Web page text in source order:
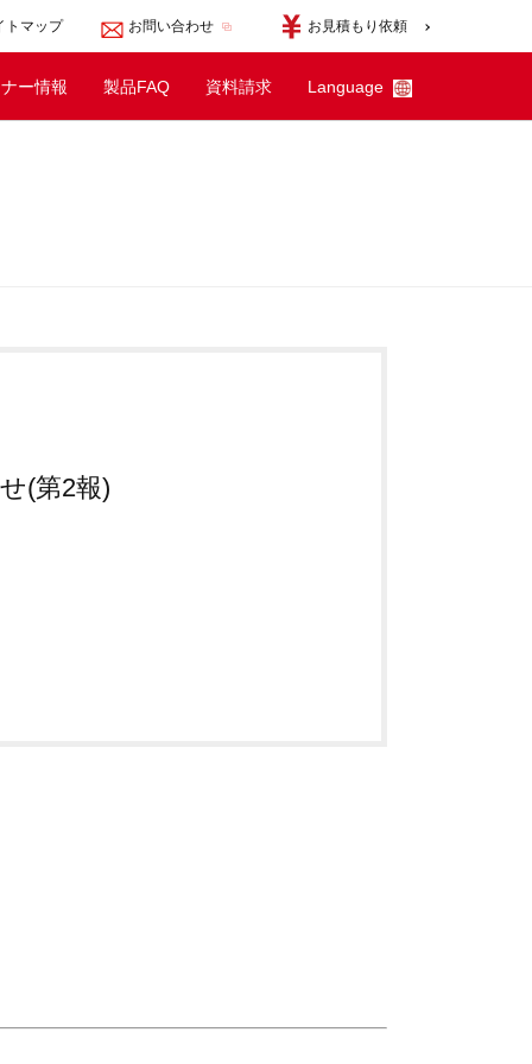
トマップ お問い合わせ お見積もり依頼
ー情報 製品FAQ 資料請求 Language
(第2報)